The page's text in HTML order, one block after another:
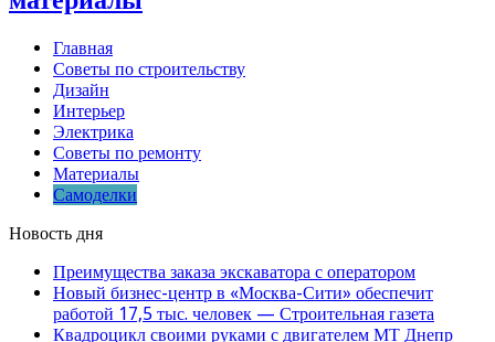
Главная
Советы по строительству
Дизайн
Интерьер
Электрика
Советы по ремонту
Материалы
Самоделки
Новость дня
Преимущества заказа экскаватора с оператором
Новый бизнес-центр в «Москва-Сити» обеспечит
работой 17,5 тыс. человек — Строительная газета
Квадроцикл своими руками с двигателем МТ Днепр